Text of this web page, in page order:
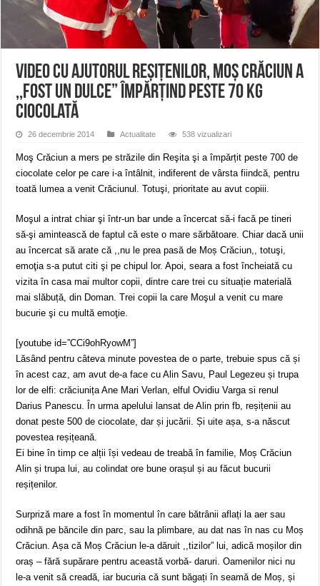
ANUNŢ OPRIRE APĂ în CARANSEBEȘ – 04.08.2026 – avarie – Calea
ANUNŢ OPRIRE APĂ în CARANSEBEȘ avarie
VIDEO Cu ajutorul reșițenilor, Moș Crăciun a
,,fost un dulce” împărțind peste 70 kg
ciocolată
26 decembrie 2014 Actualitate 538 vizualizari
Moş Crăciun a mers pe străzile din Reşita şi a împărțit peste 700 de
ciocolate celor pe care i-a întâlnit, indiferent de vârsta fiindcă, pentru
toată lumea a venit Crăciunul. Totuşi, prioritate au avut copiii.
Moşul a intrat chiar şi într-un bar unde a încercat să-i facă pe tineri
să-şi amintească de faptul că este o mare sărbătoare. Chiar dacă unii
au încercat să arate că ,,nu le prea pasă de Moș Crăciun,, totuşi,
emoţia s-a putut citi şi pe chipul lor. Apoi, seara a fost încheiată cu
vizita în casa mai multor copii, dintre care trei cu situație materială
mai slăbuță, din Doman. Trei copii la care Moşul a venit cu mare
bucurie şi cu multă emoţie.
[youtube id=”CCi9ohRyowM”]
Lăsând pentru câteva minute povestea de o parte, trebuie spus că și
în acest caz, am avut de-a face cu Alin Savu, Paul Legezeu și trupa
lor de elfi: crăciunița Ane Mari Verlan, elful Ovidiu Varga si renul
Darius Panescu. În urma apelului lansat de Alin prin fb, reșițenii au
donat peste 500 de ciocolate, dar și jucării. Și uite așa, s-a născut
povestea reșițeană.
Ei bine în timp ce alții își vedeau de treabă în familie, Moș Crăciun
Alin și trupa lui, au colindat ore bune orașul și au făcut bucurii
reșițenilor.
Surpriză mare a fost în momentul în care bătrânii aflați la aer sau
odihnă pe băncile din parc, sau la plimbare, au dat nas în nas cu Moș
Crăciun. Așa că Moș Crăciun le-a dăruit ,,tizilor” lui, adică moșilor din
oraș – fără supărare pentru această vorbă- daruri. Oamenilor nici nu
le-a venit să creadă, iar bucuria că sunt băgați în seamă de Moș, și